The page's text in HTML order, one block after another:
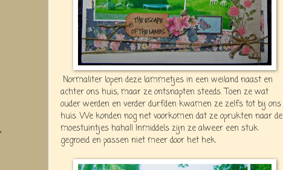
Normaliter lopen deze lammetjes in een weiland naast en
achter ons huis, maar ze ontsnapten steeds. Toen ze wat
ouder werden en verder durfden kwamen ze zelfs tot bij ons
huis. We konden nog net voorkomen dat ze oprukten naar de
moestuintjes haha!! Inmiddels zijn ze alweer een stuk
gegroeid en passen niet meer door het hek.